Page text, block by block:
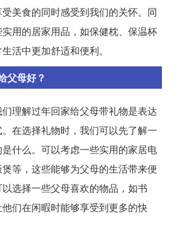
美食的同时感受到我们的关怀。同
用的居家用品，如保健枕、保温杯
活中更加舒适和便利。
父母好？
理解过年回家给父母带礼物是表达
在选择礼物时，我们可以先了解一
什么。可以考虑一些实用的家居电
等，这些能够为父母的生活带来便
选择一些父母喜欢的物品，如书
们在闲暇时能够享受到更多的快